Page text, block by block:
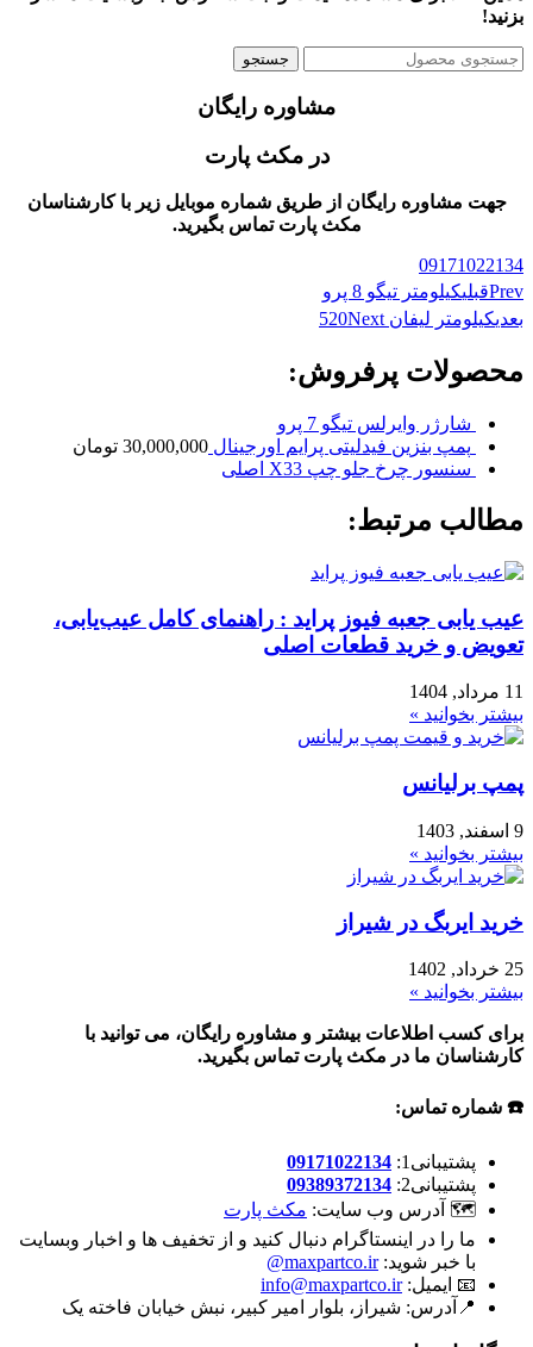
بزنید!
جستجو
مشاوره رایگان
در مکث پارت
جهت مشاوره رایگان از طریق شماره موبایل زیر با کارشناسان
مکث پارت تماس بگیرید.
09171022134
Prevقبلیکیلومتر تیگو 8 پرو
بعدیکیلومتر لیفان 520 Next
محصولات پرفروش:
شارژر وایرلس تیگو 7 پرو
پمپ بنزین فیدلیتی پرایم اورجینال 30,000,000 تومان
سنسور چرخ جلو چپ X33 اصلی
مطالب مرتبط:
عیب یابی جعبه فیوز پراید : راهنمای کامل عیب‌یابی،
تعویض و خرید قطعات اصلی
11 مرداد, 1404
بیشتر بخوانید »
پمپ برلیانس
9 اسفند, 1403
بیشتر بخوانید »
خرید ایربگ در شیراز
25 خرداد, 1402
بیشتر بخوانید »
برای کسب اطلاعات بیشتر و مشاوره رایگان، می توانید با
کارشناسان ما در مکث پارت تماس بگیرید.
☎️ شماره تماس:
پشتیبانی1:
09171022134
پشتیبانی2:
09389372134
🗺 آدرس وب سایت: مکث پارت
ما را در اینستاگرام دنبال کنید و از تخفیف ها و اخبار وبسایت
با خبر شوید:maxpartco.ir@
📧 ایمیل:info@maxpartco.ir
📍آدرس: شیراز، بلوار امیر کبیر، نبش خیابان فاخته یک